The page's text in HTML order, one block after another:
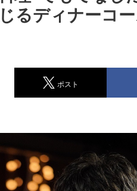
るディナーコ
ポスト